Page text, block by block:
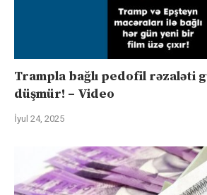
Trampla bağlı pedofil rəzaləti
düşmür! – Video
İyul 24, 2025